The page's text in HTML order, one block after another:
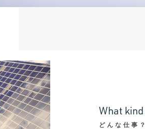
What kind
どんな仕事？